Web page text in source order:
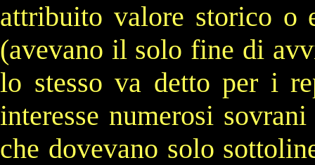
attribuito valore storico o
(avevano il solo fine di
lo stesso va detto per i
interesse numerosi
che dovevano solo